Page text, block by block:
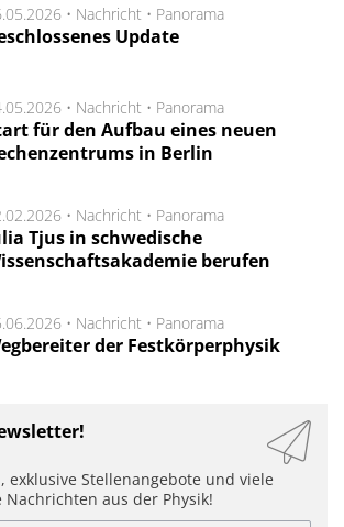
• Nachricht • Panorama
Update
• Nachricht • Panorama
für den Aufbau eines neuen
in Berlin
• Nachricht • Panorama
Tjus in schwedische
berufen
• Nachricht • Panorama
der Festkörperphysik
exklusive Stellenangebote und viele
aus der Physik!